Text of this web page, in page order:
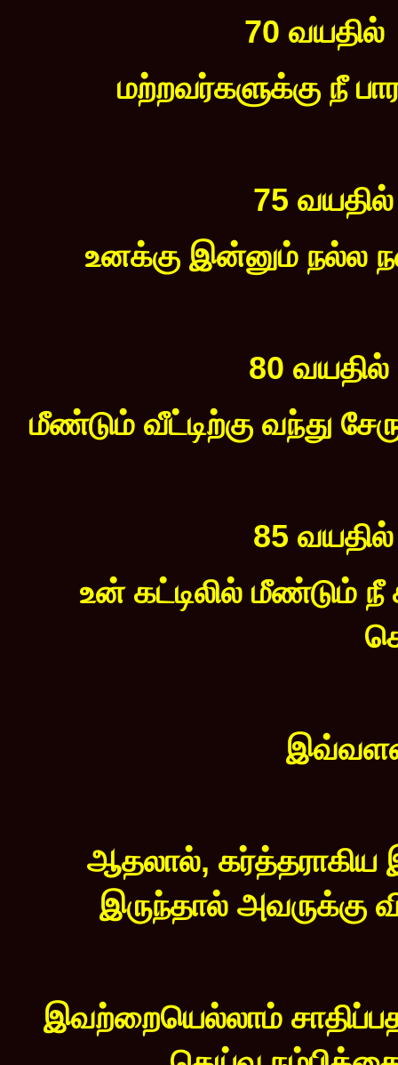
70
மற்றவர்களுக்கு நீ
75
உனக்கு இன்னும் நல்ல
80
மீண்டும் வீட்டிற்கு வந்து
85
உன் கட்டிலில் மீண்டும் நீ
ஆதலால், கர்த்தராகிய
இருந்தால் அவருக்கு
இவற்றையெல்லாம்